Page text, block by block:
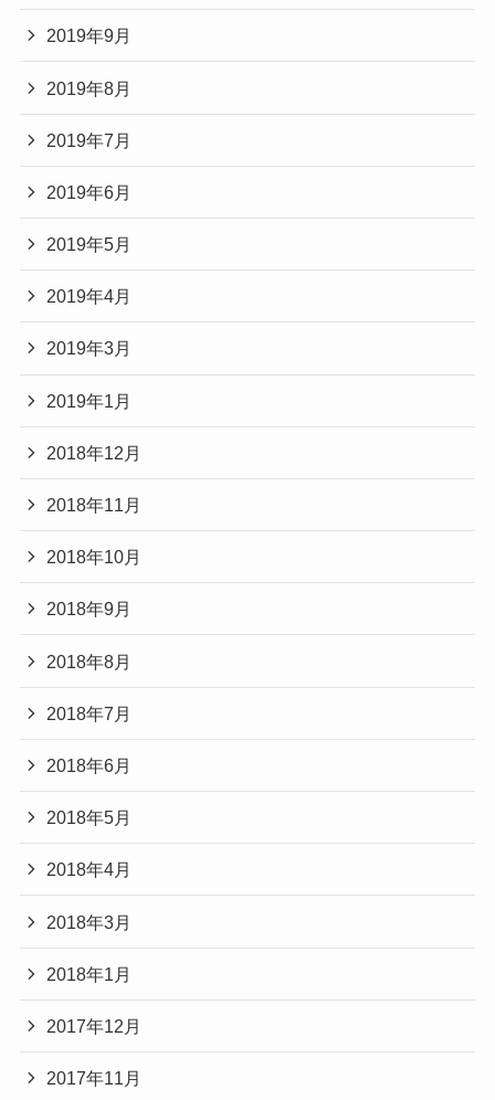
2019年9月
2019年8月
2019年7月
2019年6月
2019年5月
2019年4月
2019年3月
2019年1月
2018年12月
2018年11月
2018年10月
2018年9月
2018年8月
2018年7月
2018年6月
2018年5月
2018年4月
2018年3月
2018年1月
2017年12月
2017年11月